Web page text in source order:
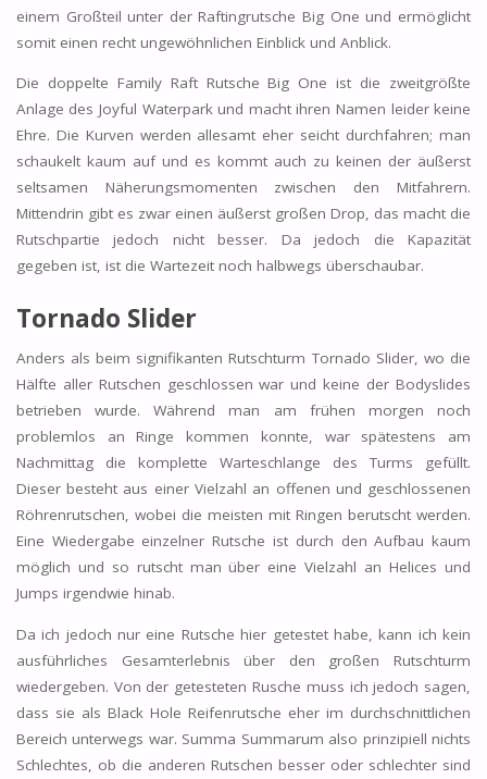
einem Großteil unter der Raftingrutsche Big One und ermöglicht
somit einen recht ungewöhnlichen Einblick und Anblick.
Die doppelte Family Raft Rutsche Big One ist die zweitgrößte
Anlage des Joyful Waterpark und macht ihren Namen leider keine
Ehre. Die Kurven werden allesamt eher seicht durchfahren; man
schaukelt kaum auf und es kommt auch zu keinen der äußerst
seltsamen Näherungsmomenten zwischen den Mitfahrern.
Mittendrin gibt es zwar einen äußerst großen Drop, das macht die
Rutschpartie jedoch nicht besser. Da jedoch die Kapazität
gegeben ist, ist die Wartezeit noch halbwegs überschaubar.
Tornado Slider
Anders als beim signifikanten Rutschturm Tornado Slider, wo die
Hälfte aller Rutschen geschlossen war und keine der Bodyslides
betrieben wurde. Während man am frühen morgen noch
problemlos an Ringe kommen konnte, war spätestens am
Nachmittag die komplette Warteschlange des Turms gefüllt.
Dieser besteht aus einer Vielzahl an offenen und geschlossenen
Röhrenrutschen, wobei die meisten mit Ringen berutscht werden.
Eine Wiedergabe einzelner Rutsche ist durch den Aufbau kaum
möglich und so rutscht man über eine Vielzahl an Helices und
Jumps irgendwie hinab.
Da ich jedoch nur eine Rutsche hier getestet habe, kann ich kein
ausführliches Gesamterlebnis über den großen Rutschturm
wiedergeben. Von der getesteten Rusche muss ich jedoch sagen,
dass sie als Black Hole Reifenrutsche eher im durchschnittlichen
Bereich unterwegs war. Summa Summarum also prinzipiell nichts
Schlechtes, ob die anderen Rutschen besser oder schlechter sind